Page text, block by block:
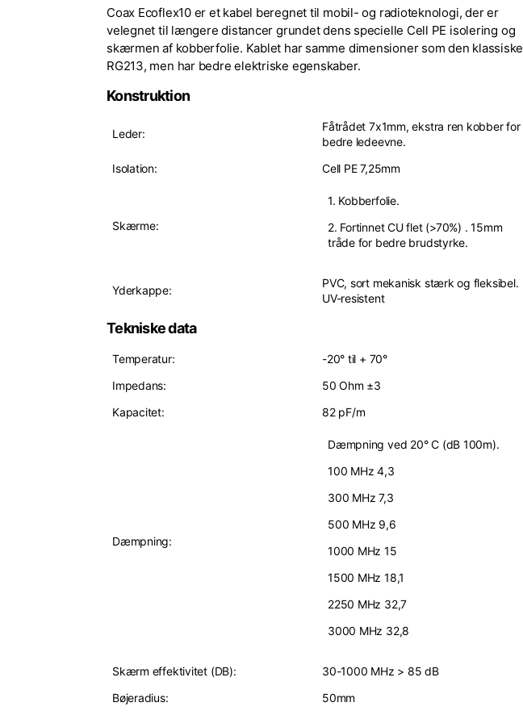
Coax Ecoflex10 er et kabel beregnet til mobil- og radioteknologi, der er
velegnet til længere distancer grundet dens specielle Cell PE isolering og
skærmen af kobberfolie. Kablet har samme dimensioner som den klassiske
RG213, men har bedre elektriske egenskaber.
Konstruktion
Leder:
Fåtrådet 7x1mm, ekstra ren kobber for
bedre ledeevne.
Isolation:
Cell PE 7,25mm
Skærme:
1. Kobberfolie.
2. Fortinnet CU flet (>70%) . 15mm
tråde for bedre brudstyrke.
Yderkappe:
PVC, sort mekanisk stærk og fleksibel.
UV-resistent
Tekniske data
Temperatur:
-20° til + 70°
Impedans:
50 Ohm ±3
Kapacitet:
82 pF/m
Dæmpning:
Dæmpning ved 20° C (dB 100m).
100 MHz 4,3
300 MHz 7,3
500 MHz 9,6
1000 MHz 15
1500 MHz 18,1
2250 MHz 32,7
3000 MHz 32,8
Skærm effektivitet (DB):
30-1000 MHz > 85 dB
Bøjeradius:
50mm